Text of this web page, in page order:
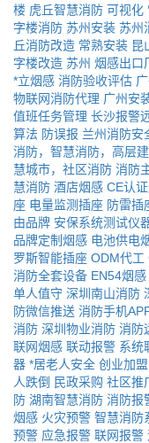
楼 虎丘智慧消防 可视化
字楼消防 苏州安装 苏州
丘消防改造 常熟安装 昆
字楼改造 苏州 烟感出口
*立烟感 消防验收评估
物联网消防代理 广州安
值班任务管理 长沙报警
算法 防误报 兰州消防安
消防，智慧消防，高层
慧城市，社区消防 消防
慧消防 酒店烟感 CE认
座 电量监测插座 防雷插
由品牌 安保系统测试仪
品牌定制烟感 电池供电
罗斯智能插座 ODM代工
消防全套设备 EN54烟感
单人值守 深圳南山消防
防微信推送 消防手机
消防 深圳物业消防 消防
联网烟感 联动报警 系统
器 *居老人安全 创业加盟
人跌倒 民政采购 社区推
防 湖南智慧消防 消防报
烟感 火灾预警 智慧消防
预警 应急报警 联网报警